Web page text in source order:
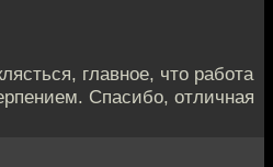
главное, что работа
Спасибо, отличная